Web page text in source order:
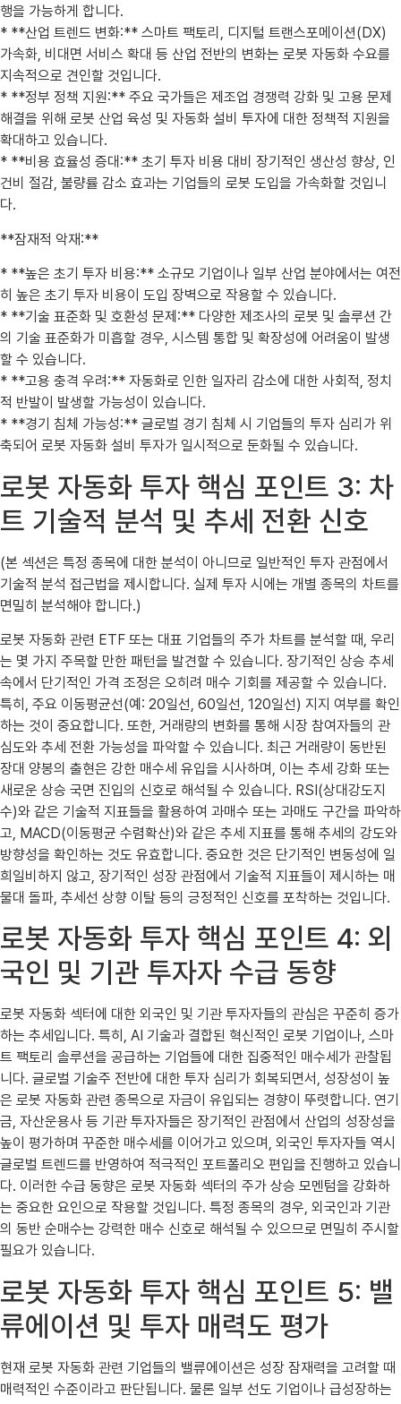
행을 가능하게 합니다.
* **산업 트렌드 변화:** 스마트 팩토리, 디지털 트랜스포메이션(DX)
가속화, 비대면 서비스 확대 등 산업 전반의 변화는 로봇 자동화 수요를
지속적으로 견인할 것입니다.
* **정부 정책 지원:** 주요 국가들은 제조업 경쟁력 강화 및 고용 문제
해결을 위해 로봇 산업 육성 및 자동화 설비 투자에 대한 정책적 지원을
확대하고 있습니다.
* **비용 효율성 증대:** 초기 투자 비용 대비 장기적인 생산성 향상, 인
건비 절감, 불량률 감소 효과는 기업들의 로봇 도입을 가속화할 것입니
다.
**잠재적 악재:**
* **높은 초기 투자 비용:** 소규모 기업이나 일부 산업 분야에서는 여전
히 높은 초기 투자 비용이 도입 장벽으로 작용할 수 있습니다.
* **기술 표준화 및 호환성 문제:** 다양한 제조사의 로봇 및 솔루션 간
의 기술 표준화가 미흡할 경우, 시스템 통합 및 확장성에 어려움이 발생
할 수 있습니다.
* **고용 충격 우려:** 자동화로 인한 일자리 감소에 대한 사회적, 정치
적 반발이 발생할 가능성이 있습니다.
* **경기 침체 가능성:** 글로벌 경기 침체 시 기업들의 투자 심리가 위
축되어 로봇 자동화 설비 투자가 일시적으로 둔화될 수 있습니다.
로봇 자동화 투자 핵심 포인트 3: 차
트 기술적 분석 및 추세 전환 신호
(본 섹션은 특정 종목에 대한 분석이 아니므로 일반적인 투자 관점에서
기술적 분석 접근법을 제시합니다. 실제 투자 시에는 개별 종목의 차트를
면밀히 분석해야 합니다.)
로봇 자동화 관련 ETF 또는 대표 기업들의 주가 차트를 분석할 때, 우리
는 몇 가지 주목할 만한 패턴을 발견할 수 있습니다. 장기적인 상승 추세
속에서 단기적인 가격 조정은 오히려 매수 기회를 제공할 수 있습니다.
특히, 주요 이동평균선(예: 20일선, 60일선, 120일선) 지지 여부를 확인
하는 것이 중요합니다. 또한, 거래량의 변화를 통해 시장 참여자들의 관
심도와 추세 전환 가능성을 파악할 수 있습니다. 최근 거래량이 동반된
장대 양봉의 출현은 강한 매수세 유입을 시사하며, 이는 추세 강화 또는
새로운 상승 국면 진입의 신호로 해석될 수 있습니다. RSI(상대강도지
수)와 같은 기술적 지표들을 활용하여 과매수 또는 과매도 구간을 파악하
고, MACD(이동평균 수렴확산)와 같은 추세 지표를 통해 추세의 강도와
방향성을 확인하는 것도 유효합니다. 중요한 것은 단기적인 변동성에 일
희일비하지 않고, 장기적인 성장 관점에서 기술적 지표들이 제시하는 매
물대 돌파, 추세선 상향 이탈 등의 긍정적인 신호를 포착하는 것입니다.
로봇 자동화 투자 핵심 포인트 4: 외
국인 및 기관 투자자 수급 동향
로봇 자동화 섹터에 대한 외국인 및 기관 투자자들의 관심은 꾸준히 증가
하는 추세입니다. 특히, AI 기술과 결합된 혁신적인 로봇 기업이나, 스마
트 팩토리 솔루션을 공급하는 기업들에 대한 집중적인 매수세가 관찰됩
니다. 글로벌 기술주 전반에 대한 투자 심리가 회복되면서, 성장성이 높
은 로봇 자동화 관련 종목으로 자금이 유입되는 경향이 뚜렷합니다. 연기
금, 자산운용사 등 기관 투자자들은 장기적인 관점에서 산업의 성장성을
높이 평가하며 꾸준한 매수세를 이어가고 있으며, 외국인 투자자들 역시
글로벌 트렌드를 반영하여 적극적인 포트폴리오 편입을 진행하고 있습니
다. 이러한 수급 동향은 로봇 자동화 섹터의 주가 상승 모멘텀을 강화하
는 중요한 요인으로 작용할 것입니다. 특정 종목의 경우, 외국인과 기관
의 동반 순매수는 강력한 매수 신호로 해석될 수 있으므로 면밀히 주시할
필요가 있습니다.
로봇 자동화 투자 핵심 포인트 5: 밸
류에이션 및 투자 매력도 평가
현재 로봇 자동화 관련 기업들의 밸류에이션은 성장 잠재력을 고려할 때
매력적인 수준이라고 판단됩니다. 물론 일부 선도 기업이나 급성장하는